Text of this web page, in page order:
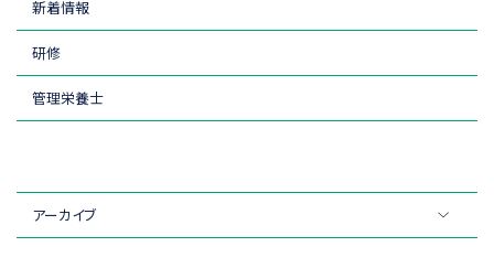
新着情報
研修
管理栄養士
アーカイブ